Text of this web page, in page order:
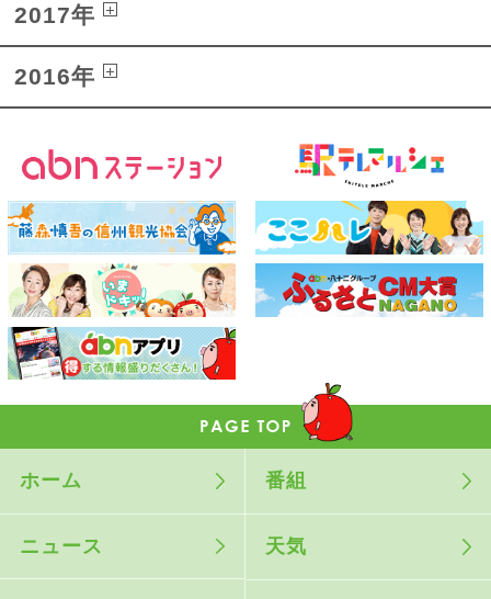
2017年
2016年
ホーム 番組
ニュース 天気